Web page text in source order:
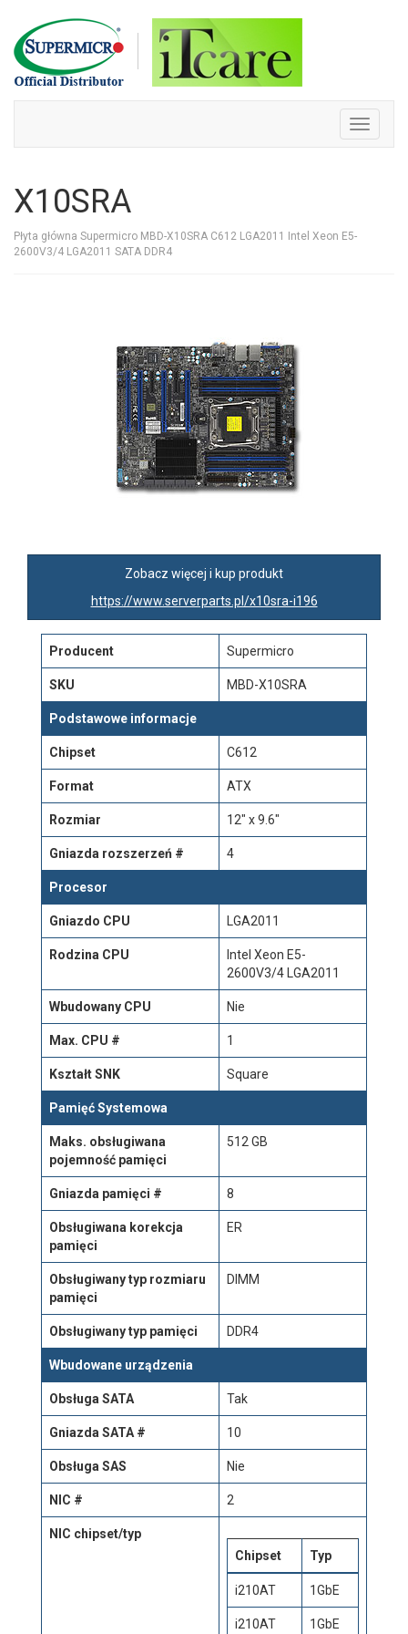
Skip
to
content
Toggle
X10SRA
Płyta główna Supermicro MBD-X10SRA C612 LGA2011 Intel Xeon E5-
2600V3/4 LGA2011 SATA DDR4
Zobacz więcej i kup produkt
https://www.serverparts.pl/x10sra-i196
Producent Supermicro
SKU MBD-X10SRA
Podstawowe informacje
Chipset C612
Format ATX
Rozmiar 12" x 9.6"
Gniazda rozszerzeń # 4
Procesor
Gniazdo CPU LGA2011
Rodzina CPU
Intel Xeon E5-
2600V3/4 LGA2011
Wbudowany CPU Nie
Max. CPU # 1
Kształt SNK Square
Pamięć Systemowa
Maks. obsługiwana
pojemność pamięci
512 GB
Gniazda pamięci # 8
Obsługiwana korekcja
pamięci
ER
Obsługiwany typ rozmiaru
pamięci
DIMM
Obsługiwany typ pamięci DDR4
Wbudowane urządzenia
Obsługa SATA Tak
Gniazda SATA # 10
Obsługa SAS Nie
NIC # 2
NIC chipset/typ
Chipset
Typ
i210AT 1GbE
i210AT 1GbE